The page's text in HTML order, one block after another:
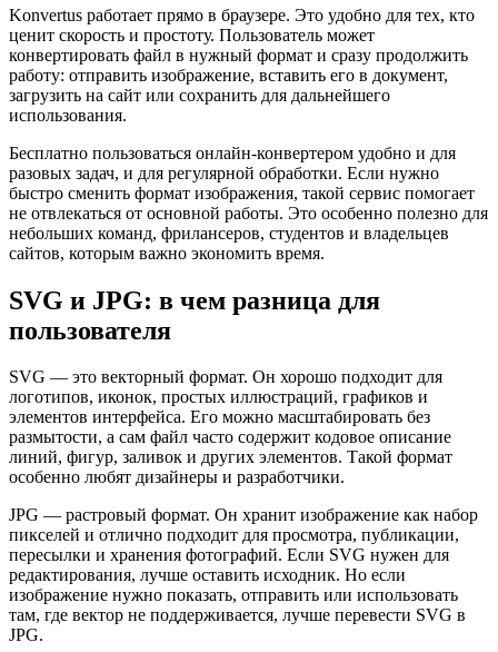
Konvertus работает прямо в браузере. Это удобно для тех, кто
ценит скорость и простоту. Пользователь может
конвертировать файл в нужный формат и сразу продолжить
работу: отправить изображение, вставить его в документ,
загрузить на сайт или сохранить для дальнейшего
использования.
Бесплатно пользоваться онлайн-конвертером удобно и для
разовых задач, и для регулярной обработки. Если нужно
быстро сменить формат изображения, такой сервис помогает
не отвлекаться от основной работы. Это особенно полезно для
небольших команд, фрилансеров, студентов и владельцев
сайтов, которым важно экономить время.
SVG и JPG: в чем разница для
пользователя
SVG — это векторный формат. Он хорошо подходит для
логотипов, иконок, простых иллюстраций, графиков и
элементов интерфейса. Его можно масштабировать без
размытости, а сам файл часто содержит кодовое описание
линий, фигур, заливок и других элементов. Такой формат
особенно любят дизайнеры и разработчики.
JPG — растровый формат. Он хранит изображение как набор
пикселей и отлично подходит для просмотра, публикации,
пересылки и хранения фотографий. Если SVG нужен для
редактирования, лучше оставить исходник. Но если
изображение нужно показать, отправить или использовать
там, где вектор не поддерживается, лучше перевести SVG в
JPG.